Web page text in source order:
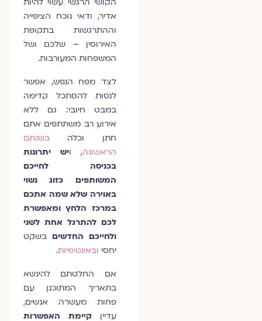
הקושי הרגשי עשוי להיות
אדיר, ודאי נוכח הציפייה
וההתרגשות בתקופת
האירוסין – שלכם ושל
המשפחות המעורבות.
לצד מפח הנפש, אפשר
לנסות להסתכל קדימה
במבט חיובי: גם ללא
אירוע רב משתתפים אתם
חתן וכלה
בשנתם
הראשונה, ו
יש יתרונות
בכניסה לחייכם
המשותפים כזוג נשוי
באוירה שלא שמה אתכם
במרכז הלחץ ומאפשרת
לכם להתרגל אחת לשני
ולחייכם החדשיםבשקט
יחסיובאינטימיות.
אם החלטתם להינשא
בתאריך המתוכנן עם
פחות מעשרה אנשים,
עדיין
קיימת האפשרות